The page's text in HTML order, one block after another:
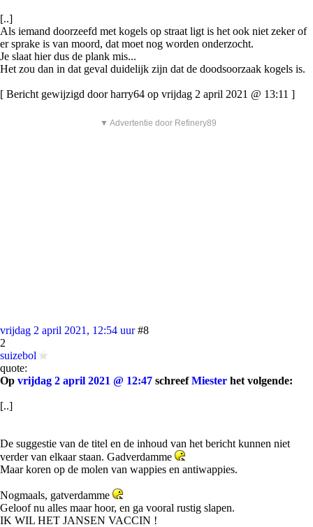
[..]
Als iemand doorzeefd met kogels op straat ligt is het ook niet zeker of
er sprake is van moord, dat moet nog worden onderzocht.
Je slaat hier dus de plank mis...
Het zou dan in dat geval duidelijk zijn dat de doodsoorzaak kogels is.
[ Bericht gewijzigd door harry64 op vrijdag 2 april 2021 @ 13:11 ]
▼ Advertentie door Refinery89
vrijdag 2 april 2021, 12:54 uur #8
2
suizebol
quote:
Op vrijdag 2 april 2021 @ 12:47 schreefMiester het volgende:
[..]
De suggestie van de titel en de inhoud van het bericht kunnen niet
verder van elkaar staan. Gadverdamme
Maar koren op de molen van wappies en antiwappies.
Nogmaals, gatverdamme
Geloof nu alles maar hoor, en ga vooral rustig slapen.
IK WIL HET JANSEN VACCIN !